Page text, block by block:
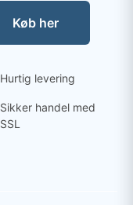
Køb her
Hurtig levering
Sikker handel med
SSL